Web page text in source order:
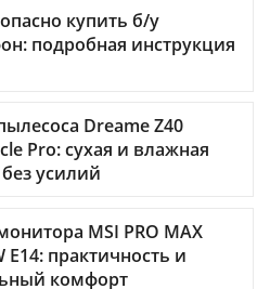
купить б/у
подробная инструкция
Dreame Z40
Pro: сухая и влажная
усилий
MSI PRO MAX
E14: практичность и
комфорт